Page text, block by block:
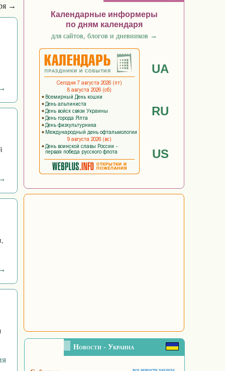
→
Календарные информеры
по дням календаря
для сайтов, блогов и дневников →
UA
RU
US
Новости - Украина
все новости раздела